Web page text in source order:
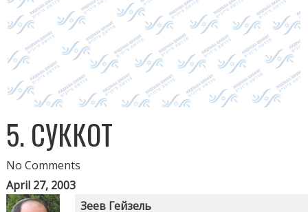
5. СУККОТ
No Comments
April 27, 2003
Зеев Гейзель